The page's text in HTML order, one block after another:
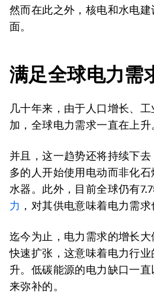
然而在此之外，核电和水电
面。
满足全球电力需
几十年来，由于人口增长、
加，全球电力需求一直在上升
并且，这一趋势还将持续下
多的人开始使用电动而非化
水器。此外，目前全球仍有
力 ，对其供电意味着电力需求
迄今为止，电力需求的增长
快速扩张，这意味着电力行
升。低碳能源的电力缺口一
来弥补的。